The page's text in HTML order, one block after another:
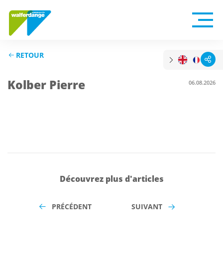
RETOUR
Kolber Pierre 06.08.2026
Découvrez plus d'articles
PRÉCÉDENT SUIVANT